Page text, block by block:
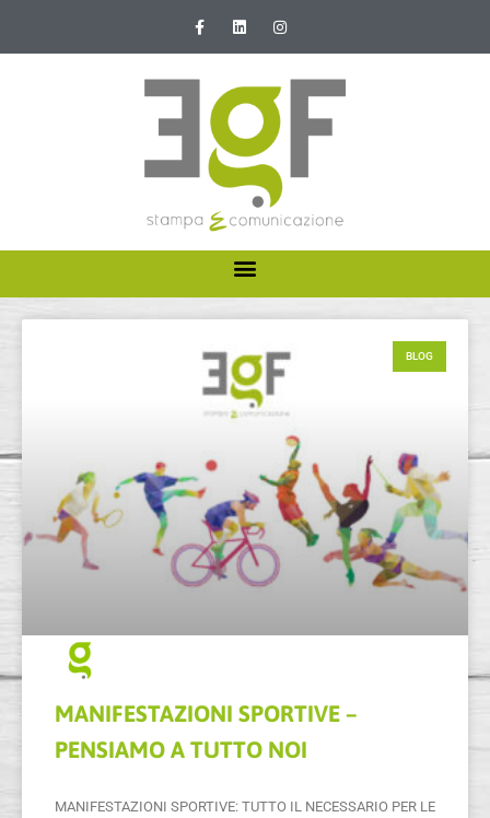
BLOG
MANIFESTAZIONI SPORTIVE –
PENSIAMO A TUTTO NOI
MANIFESTAZIONI SPORTIVE: TUTTO IL NECESSARIO PER LE